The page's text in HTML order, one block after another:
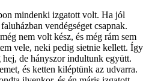
mindenki izgatott volt. Ha jól
vendégséget csapnak.
nem volt kész, és még rám sem
vele, neki pedig sietnie kellett. Így
de hányszor indultunk együtt.
és ketten kiléptünk az udvarra.